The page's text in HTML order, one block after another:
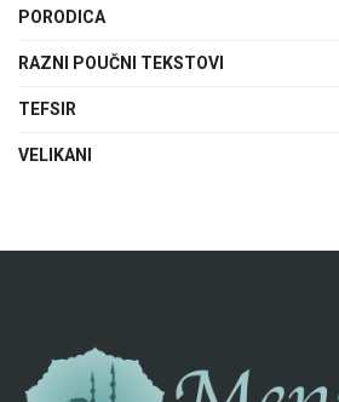
PORODICA
RAZNI POUČNI TEKSTOVI
TEFSIR
VELIKANI